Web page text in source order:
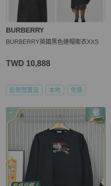
BURBERRY
BURBERRY英國黑色連帽衛衣XXS
TWD 10,888
近新閒置品 本地 免運